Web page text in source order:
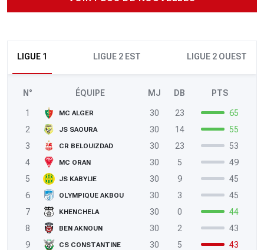
LIGUE 1 LIGUE 2 EST LIGUE 2 OUEST
N° ÉQUIPE MJ DB PTS
1 MC ALGER 30 23
65
2
JS SAOURA 30 14
55
3
CR BELOUIZDAD 30 23
53
4
MC ORAN 30 5
49
5
JS KABYLIE 30 9
45
6
OLYMPIQUE AKBOU 30 3
45
7
KHENCHELA 30 0
44
8
BEN AKNOUN 30 2
43
9
CS CONSTANTINE 30 5
43